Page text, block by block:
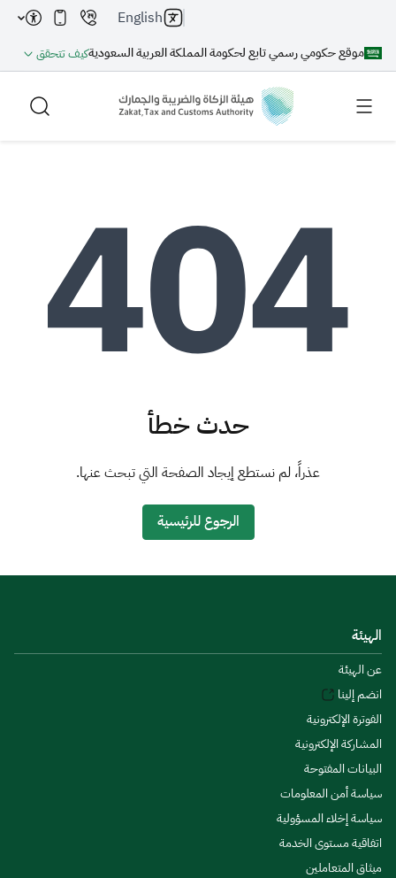
موقع حكومي رسمي تابع لحكومة المملكة العربية السعوديةكيف تتحقق
English
بحث AI
التصرفات العقارية
حدث خطأ
عذراً، لم نستطع إيجاد الصفحة التي تبحث عنها.
الرجوع للرئيسية
الهيئة
عن الهيئة
انضم إلينا
الفوترة الإلكترونية
المشاركة الإلكترونية
البيانات المفتوحة
سياسة أمن المعلومات
سياسة إخلاء المسؤولية
اتفاقية مستوى الخدمة
ميثاق المتعاملين